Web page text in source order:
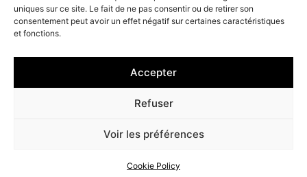
uniques sur ce site. Le fait de ne pas consentir ou de retirer son
consentement peut avoir un effet négatif sur certaines caractéristiques
et fonctions.
Accepter
Refuser
Voir les préférences
Cookie Policy